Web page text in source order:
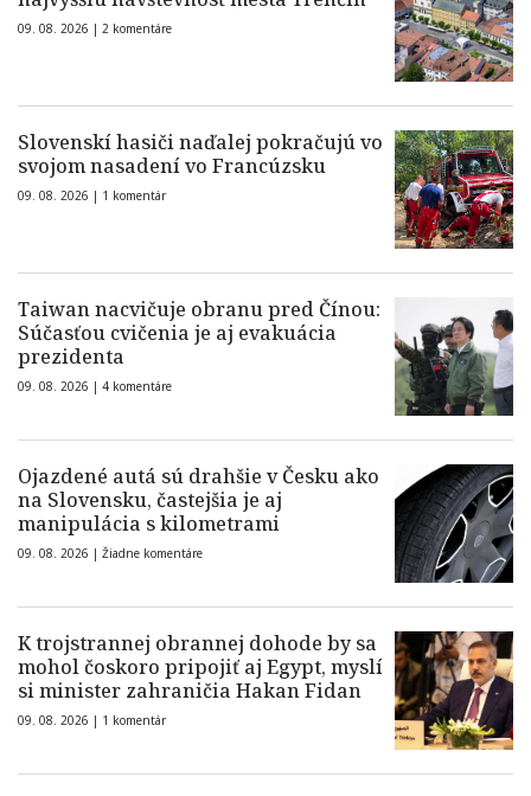
09. 08. 2026 | 2 komentáre
Slovenskí hasiči naďalej pokračujú vo
svojom nasadení vo Francúzsku
09. 08. 2026 | 1 komentár
Taiwan nacvičuje obranu pred Čínou:
Súčasťou cvičenia je aj evakuácia
prezidenta
09. 08. 2026 | 4 komentáre
Ojazdené autá sú drahšie v Česku ako
na Slovensku, častejšia je aj
manipulácia s kilometrami
09. 08. 2026 | Žiadne komentáre
K trojstrannej obrannej dohode by sa
mohol čoskoro pripojiť aj Egypt, myslí
si minister zahraničia Hakan Fidan
09. 08. 2026 | 1 komentár